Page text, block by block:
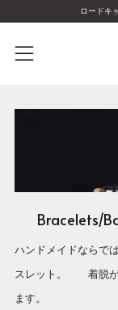
ロードキ
Menu
Bracelets/
ハンドメイドならで
スレット。 着脱が
ます。